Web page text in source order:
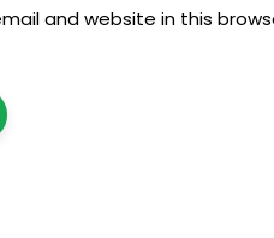
and website in this